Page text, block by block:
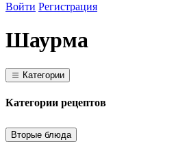
Войти Регистрация
Шаурма
Категории
Категории рецептов
Вторые блюда